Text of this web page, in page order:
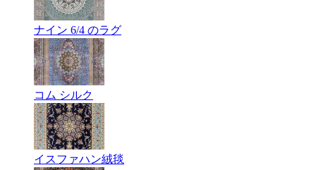
ナイン 6/4 のラグ
コム シルク
イスファハン絨毯